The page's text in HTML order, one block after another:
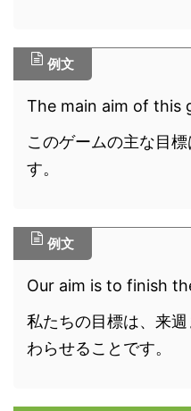
例文
The main aim of this
このゲームの主な目
す。
例文
Our aim is to finish
私たちの目標は、来
わらせることです。